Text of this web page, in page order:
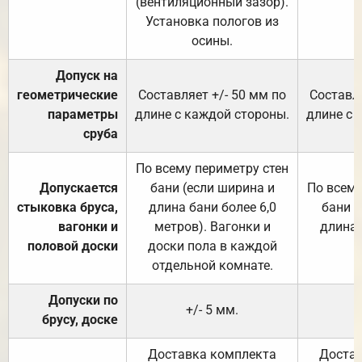
Установка пологов из
осины.
Допуск на
геометрические
параметры
сруба
Составляет +/- 50 мм по
длине с каждой стороны.
длине с
Допускается
стыковка бруса,
вагонки и
половой доски
По всему периметру стен
бани (если ширина и
длина бани более 6,0
метров). Вагонки и
доски пола в каждой
отдельной комнате.
По
бани
длина
Допуски по
брусу, доске
+/- 5 мм.
Доставка комплекта